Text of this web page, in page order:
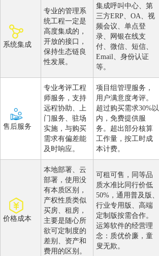
系统集成
专业的管理系
统工程一定是
高度集成的，
开放的接口，
保持生态链良
性发展。
集成呼叫中心、第
三方ERP、OA、视
频会议、单点登
录、网银在线支
付、微信、短信、
Email、身份认证
等。
售后服务
专业考评工程
师服务，支持
远程协助、上
门服务、驻场
实施，与购买
需求有偏差能
及时响应。
项目组管理服务，
用户满意度考评。
超过购买需求30%以
内，免费提供服
务。超出部分核算
工作量，按工时成
本计费。
价格成本
本地部署、云
部署，使用没
有本质区别，
产权性质类似
买房、租房，
主要是随心所
欲可定制度的
差别、资产和
费用的区别。
可租可售，同等品
质水准比同行价低
50%，通用普及版、
行业专用版、高端
定制版按需合作。
运筹软件的经营理
念：质优价廉，童
叟无欺。